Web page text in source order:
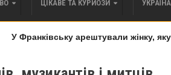
ЦІКАВЕ ТА КУРЙОЗИ
У Франківську арештували жінку, яку